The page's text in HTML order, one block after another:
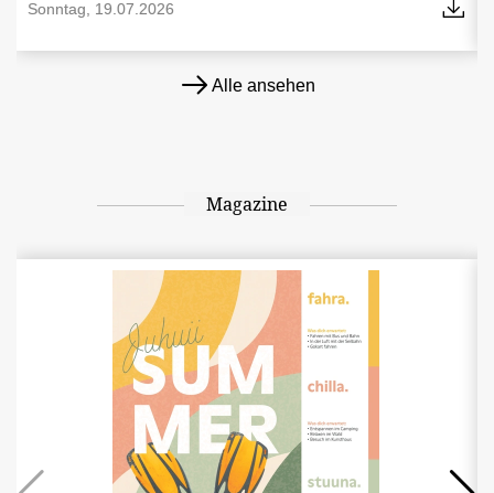
Sonntag, 19.07.2026
Alle ansehen
Magazine